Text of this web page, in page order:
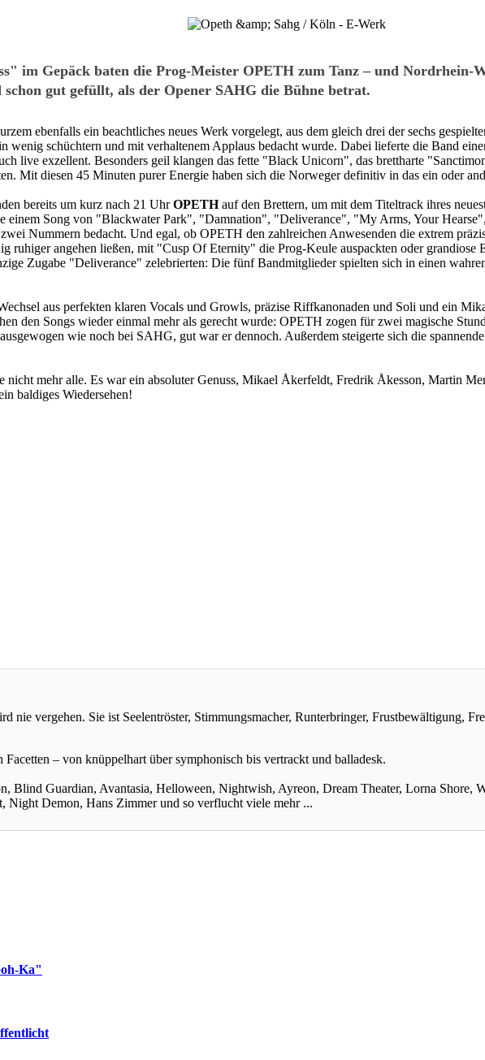
im Gepäck baten die Prog-Meister OPETH zum Tanz – und Nordrhein-
gut gefüllt, als der Opener SAHG die Bühne betrat.
ebenfalls ein beachtliches neues Werk vorgelegt, aus dem gleich drei der sechs
wenig schüchtern und mit verhaltenem Applaus bedacht wurde. Dabei lieferte die Band
live exzellent. Besonders geil klangen das fette "Black Unicorn", das brettharte
Mit diesen 45 Minuten purer Energie haben sich die Norweger definitiv in das ein oder
bereits um kurz nach 21 UhrOPETHauf den Brettern, um mit dem Titeltrack ihres
einem Song von "Blackwater Park", "Damnation", "Deliverance", "My Arms, Your
Nummern bedacht. Und egal, ob OPETH den zahlreichen Anwesenden die extrem
ruhiger angehen ließen, mit "Cusp Of Eternity" die Prog-Keule auspackten oder
Zugabe "Deliverance" zelebrierten: Die fünf Bandmitglieder spielten sich in einen
aus perfekten klaren Vocals und Growls, präzise Riffkanonaden und Soli und ein
den Songs wieder einmal mehr als gerecht wurde: OPETH zogen für zwei magische
wie noch bei SAHG, gut war er dennoch. Außerdem steigerte sich die
nicht mehr alle. Es war ein absoluter Genuss, Mikael Åkerfeldt, Fredrik Åkesson, Martin
baldiges Wiedersehen!
nie vergehen. Sie ist Seelentröster, Stimmungsmacher, Runterbringer, Frustbewältigung,
– von knüppelhart über symphonisch bis vertrackt und balladesk.
Blind Guardian, Avantasia, Helloween, Nightwish, Ayreon, Dream Theater, Lorna Shore,
Night Demon, Hans Zimmer und so verflucht viele mehr ...
Ka"